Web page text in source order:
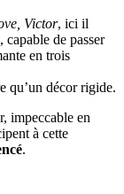
Victor, ici il
, capable de passer
en trois
qu’un décor rigide.
impeccable en
à cette
.